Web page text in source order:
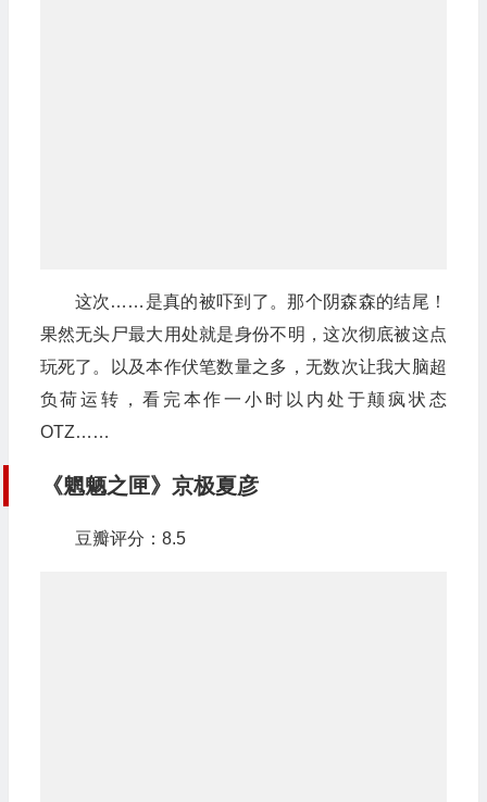
这次……是真的被吓到了。那个阴森森的结尾！
果然无头尸最大用处就是身份不明，这次彻底被这点
玩死了。以及本作伏笔数量之多，无数次让我大脑超
负荷运转，看完本作一小时以内处于颠疯状态
OTZ……
《魍魉之匣》京极夏彦
豆瓣评分：8.5